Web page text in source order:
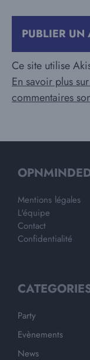
Ce site utilise
En savoir plus
commentaires
Mentions légales
L'équipe
Contact
Confidentialité
Party
Evènements
News